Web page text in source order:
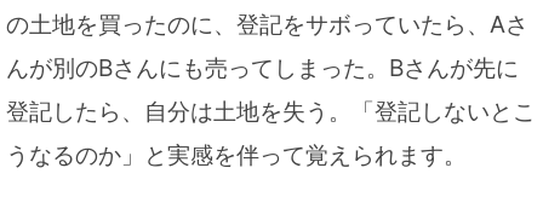
の土地を買ったのに、登記をサボっていたら、Aさ
んが別のBさんにも売ってしまった。Bさんが先に
登記したら、自分は土地を失う。「登記しないとこ
うなるのか」と実感を伴って覚えられます。